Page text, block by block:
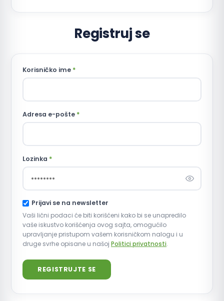
Registruj se
Korisničko ime *
Adresa e-pošte *
Lozinka *
Prijavi se na newsletter
Vaši lični podaci će biti korišćeni kako bi se unapredilo
vaše iskustvo korišćenja ovog sajta, omogućilo
upravljanje pristupom vašem korisničkom nalogu i u
druge svrhe opisane u našoj Politici privatnosti.
REGISTRUJTE SE